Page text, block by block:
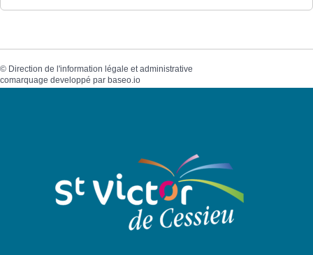
© Direction de l'information légale et administrative
comarquage developpé par baseo.io